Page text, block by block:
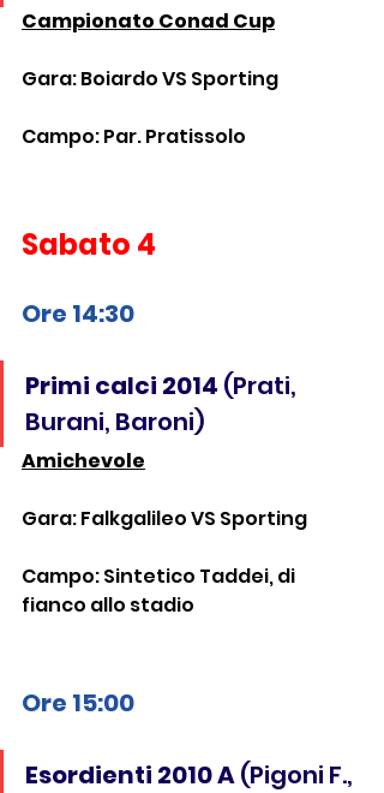
Campionato Conad Cup
Gara: Boiardo VS Sporting
Campo: Par. Pratissolo
Sabato 4
Ore 14:30
Primi calci 2014 (Prati,
Burani, Baroni)
Amichevole
Gara: Falkgalileo VS Sporting
Campo: Sintetico Taddei, di
fianco allo stadio
Ore 15:00
Esordienti 2010 A (Pigoni F.,